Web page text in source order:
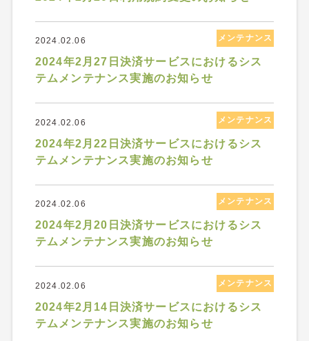
2024.02.06
2024年2月27日決済サービスにおけるシス
テムメンテナンス実施のお知らせ
メンテナンス
2024.02.06
2024年2月22日決済サービスにおけるシス
テムメンテナンス実施のお知らせ
メンテナンス
2024.02.06
2024年2月20日決済サービスにおけるシス
テムメンテナンス実施のお知らせ
メンテナンス
2024.02.06
2024年2月14日決済サービスにおけるシス
テムメンテナンス実施のお知らせ
メンテナンス